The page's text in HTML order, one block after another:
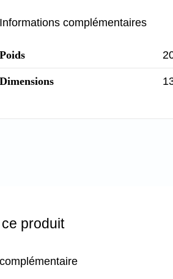
Informations complémentaires
Poids
Dimensions
produit